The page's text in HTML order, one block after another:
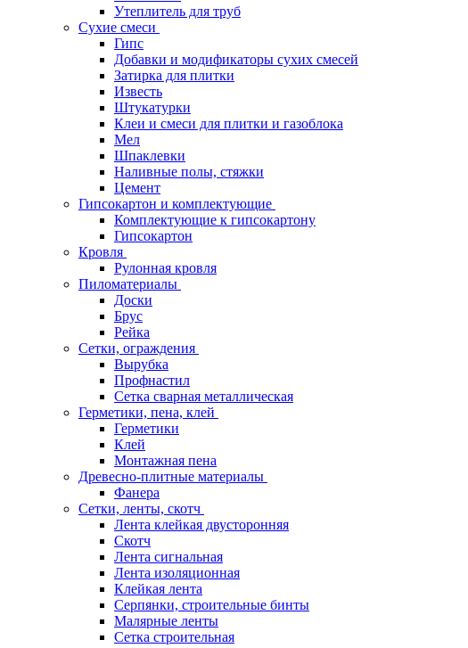
Утеплитель для труб
Сухие смеси
Гипс
Добавки и модификаторы сухих смесей
Затирка для плитки
Известь
Штукатурки
Клеи и смеси для плитки и газоблока
Мел
Шпаклевки
Наливные полы, стяжки
Цемент
Гипсокартон и комплектующие
Комплектующие к гипсокартону
Гипсокартон
Кровля
Рулонная кровля
Пиломатериалы
Доски
Брус
Рейка
Сетки, ограждения
Вырубка
Профнастил
Сетка сварная металлическая
Герметики, пена, клей
Герметики
Клей
Монтажная пена
Древесно-плитные материалы
Фанера
Сетки, ленты, скотч
Лента клейкая двусторонняя
Скотч
Лента сигнальная
Лента изоляционная
Клейкая лента
Серпянки, строительные бинты
Малярные ленты
Сетка строительная